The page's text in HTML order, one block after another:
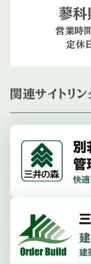
蓼科
営業時
定休
関連サイトリン